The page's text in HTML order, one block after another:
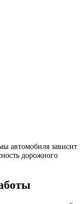
автомобиля зависит
дорожного